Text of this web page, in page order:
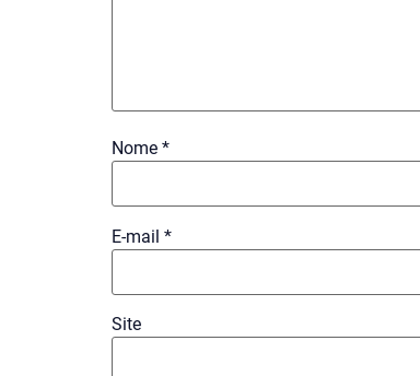
Nome *
E-mail *
Site